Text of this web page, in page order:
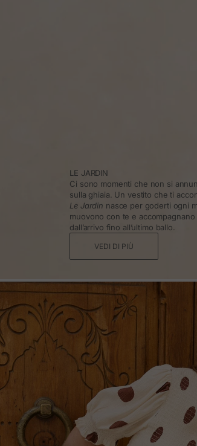
LE JARDIN
Ci sono momenti che non si
sulla ghiaia. Un vestito che ti
Le Jardin nasce per goderti ogni
muovono con te e
dall’arrivo fino all’ultimo ballo.
VEDI DI PIÙ